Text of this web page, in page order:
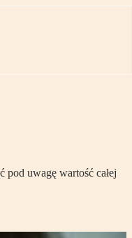
uwagę wartość całej